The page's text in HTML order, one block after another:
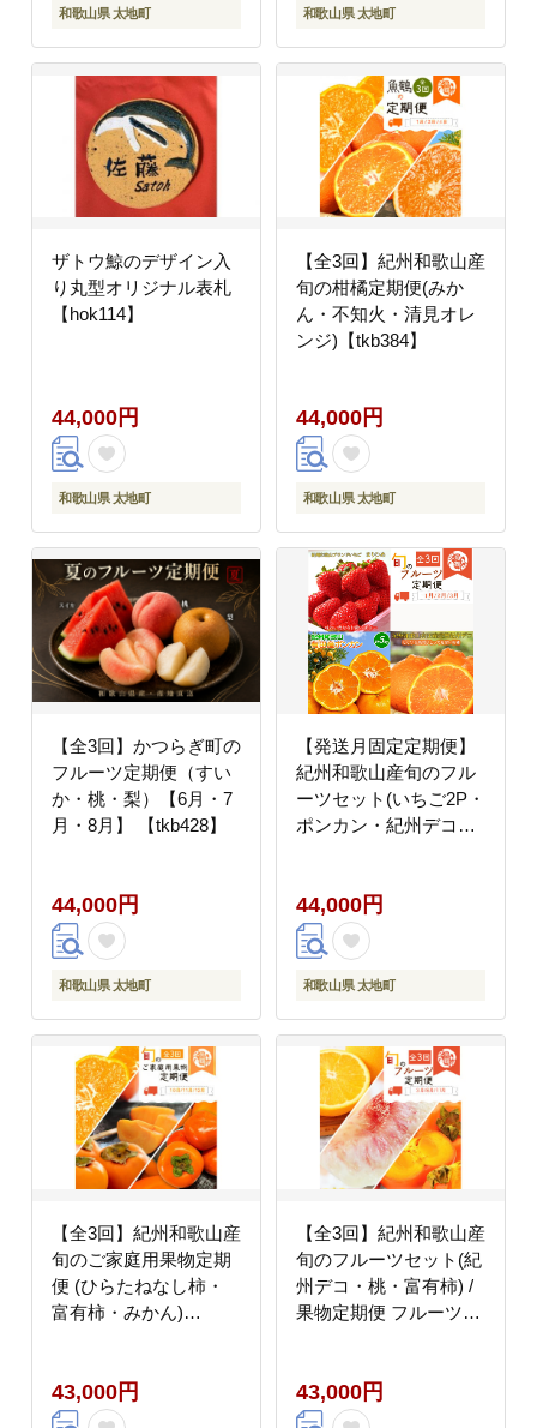
和歌山県 太地町 和歌山県 太地町
ザトウ鯨のデザイン入
り丸型オリジナル表札
【hok114】
44,000円
和歌山県 太地町
【全3回】紀州和歌山産
旬の柑橘定期便(みか
ん・不知火・清見オレ
ンジ)【tkb384】
44,000円
和歌山県 太地町
【全3回】かつらぎ町の
フルーツ定期便（すい
か・桃・梨）【6月・7
月・8月】 【tkb428】
44,000円
和歌山県 太地町
【発送月固定定期便】
紀州和歌山産旬のフル
ーツセット(いちご2P・
ポンカン・紀州デコ約
44,000円
和歌山県 太地町
【全3回】紀州和歌山産
旬のご家庭用果物定期
便 (ひらたねなし柿・
富有柿・みかん)
43,000円
【全3回】紀州和歌山産
旬のフルーツセット(紀
州デコ・桃・富有柿) /
果物定期便 フルーツ定
も モモ 桃 【tkb394】
43,000円